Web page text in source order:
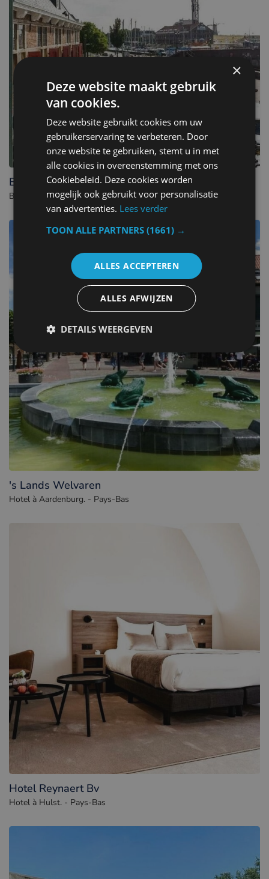
Boutique Hotel Maldegem
Boutique hotel à Vlissingen. - Pays-Bas
's Lands Welvaren
Hotel à Aardenburg. - Pays-Bas
Hotel Reynaert Bv
Hotel à Hulst. - Pays-Bas
×
Deze website maakt gebruik
van cookies.
Deze website gebruikt cookies om uw
gebruikerservaring te verbeteren. Door
onze website te gebruiken, stemt u in met
alle cookies in overeenstemming met ons
Cookiebeleid. Deze cookies worden
mogelijk ook gebruikt voor personalisatie
van advertenties. Lees verder
TOON ALLE PARTNERS(1661) →
ALLES ACCEPTEREN
ALLES AFWIJZEN
DETAILS WEERGEVEN